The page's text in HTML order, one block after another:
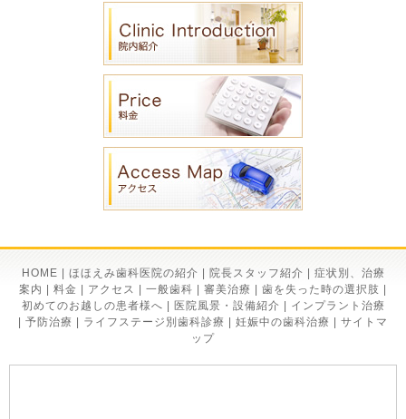
HOME ほほえみ歯科医院の紹介 院長スタッフ紹介
症状別、治療
案内
料金 アクセス 一般歯科 審美治療 歯を失った時の選択肢
初めてのお越しの患者様へ
医院風景・設備紹介
インプラント治療
予防治療 ライフステージ別歯科診療 妊娠中の歯科治療
サイトマ
ップ